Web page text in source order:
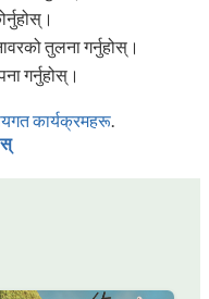
तुलना गर्नुहोस्।
गर्नुहोस्।
कार्यक्रमहरू.